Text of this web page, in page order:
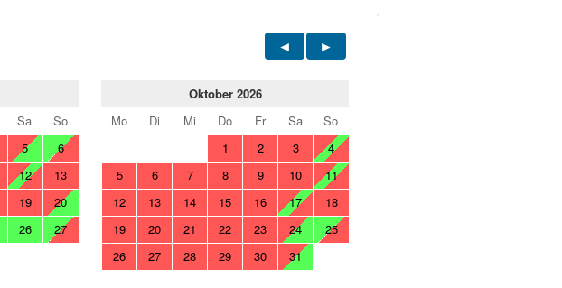
Sa
So
5
6
12
13
19
20
26
27
Oktober 2026
Mo
Di Mi Do Fr Sa
So
1
2 3
4
5
6 7 8 9 10
11
12
13 14 15 16 17
18
19
20 21 22 23 24
25
26
27 28 29 30 31